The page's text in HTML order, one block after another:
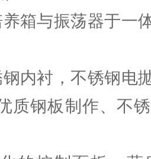
箱与振荡器于一
内衬，不锈钢电
质钢板制作、不